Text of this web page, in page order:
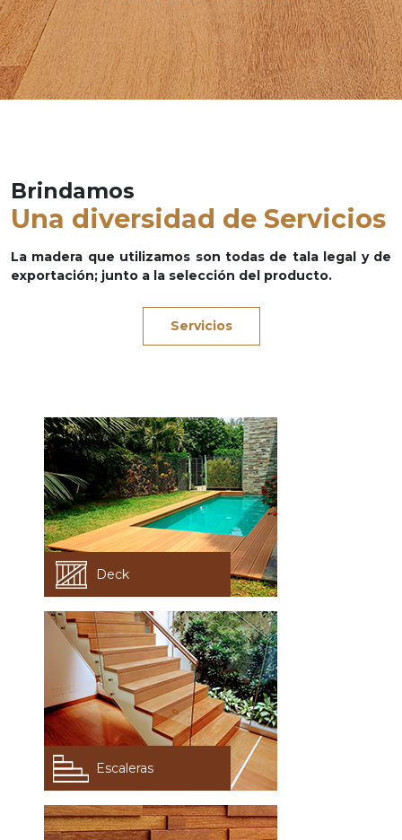
Brindamos
Una diversidad de Servicios
La madera que utilizamos son todas de tala legal y de
exportación; junto a la selección del producto.
Servicios
Deck
Escaleras